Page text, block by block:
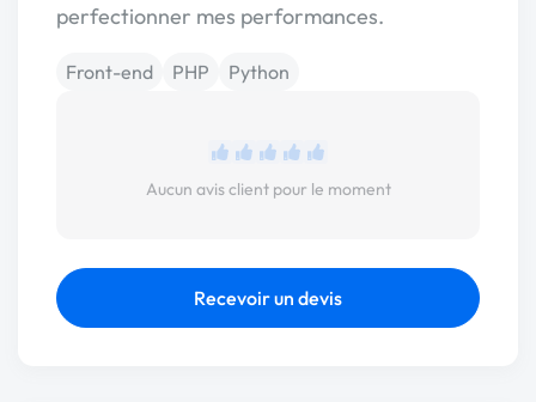
perfectionner mes performances.
Front-end PHP Python
Aucun avis client pour le moment
Recevoir un devis